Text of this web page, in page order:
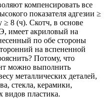
компенсировать все
показателя адгезии ≥
≥ 8 (ч). Скотч, в основе
имеет акриловый на
по обе стороны
на вспененной
Потому, что
можно выполнить
металлических деталей,
стекла, керамики,
пластика.